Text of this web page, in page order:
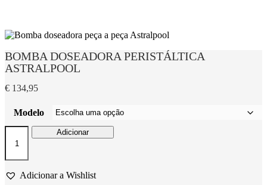
BOMBA DOSEADORA PERISTÁLTICA
ASTRALPOOL
€ 134,95
Modelo
Quantidade
DOSEADORA
PERISTÁLTICA
Adicionar
Adicionar a Wishlist